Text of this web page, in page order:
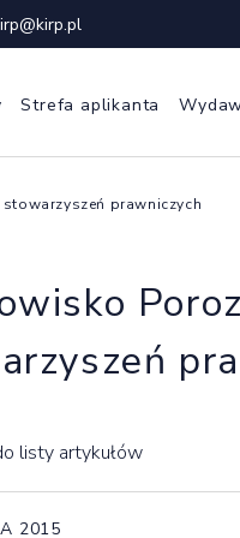
Strefa aplikanta
prawniczych
listy artykułów
2015